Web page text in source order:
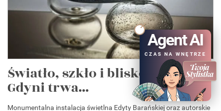
Światło, szkło i bliskość. W
Gdyni trwa...
Monumentalna instalacja świetlna Edyty Barańskiej oraz autorskie
Agent AI
CZAS NA WNĘTRZE